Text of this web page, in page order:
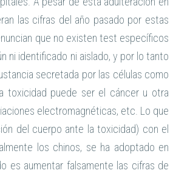
las cifras del año pasado por estas
que no existen test específicos
ni identificado ni aislado, y por lo tanto
secretada por las células como
toxicidad puede ser el cáncer u otra
electromagnéticas, etc. Lo que
del cuerpo ante la toxicidad) con el
los chinos, se ha adoptado en
es aumentar falsamente las cifras de